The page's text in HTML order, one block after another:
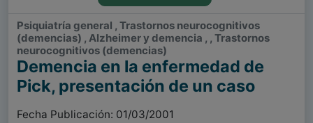
Psiquiatría general , Trastornos neurocognitivos
(demencias) , Alzheimer y demencia , , Trastornos
neurocognitivos (demencias)
Demencia en la enfermedad de
Pick, presentación de un caso
Fecha Publicación: 01/03/2001